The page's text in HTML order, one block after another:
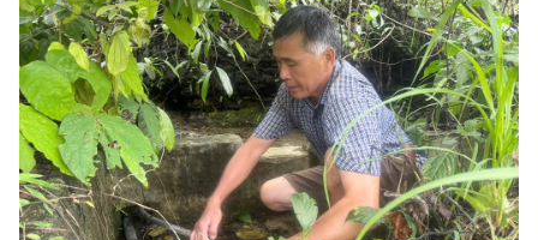
Media Thể thao
Media Giáo dục
Media Y tế
Media Khoa học - Công nghệ